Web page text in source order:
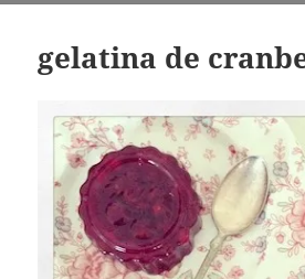
gelatina de